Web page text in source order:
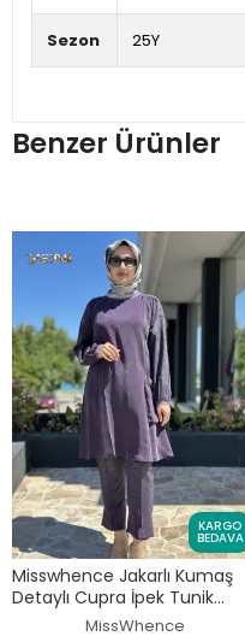
Sezon 25Y
Benzer Ürünler
KARGO
BEDAVA
Misswhence Jakarlı Kumaş
Detaylı Cupra İpek Tunik
Pantolon Takım 39014
MissWhence